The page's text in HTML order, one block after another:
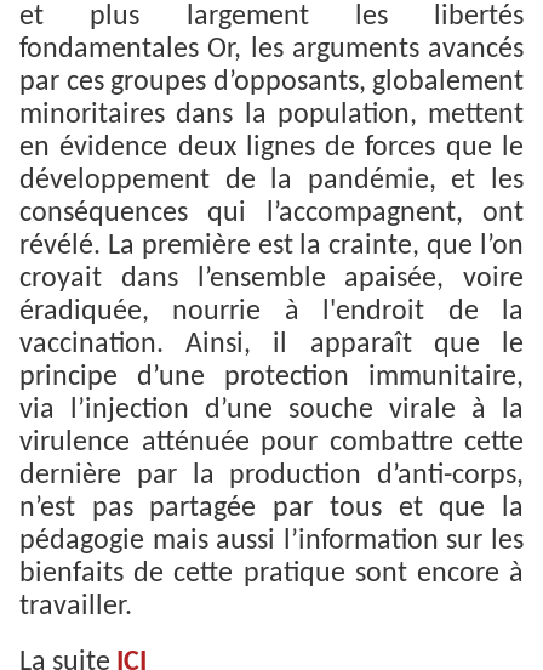
et plus largement les libertés
fondamentales Or, les arguments avancés
par ces groupes d’opposants, globalement
minoritaires dans la population, mettent
en évidence deux lignes de forces que le
développement de la pandémie, et les
conséquences qui l’accompagnent, ont
révélé. La première est la crainte, que l’on
croyait dans l’ensemble apaisée, voire
éradiquée, nourrie à l'endroit de la
vaccination. Ainsi, il apparaît que le
principe d’une protection immunitaire,
via l’injection d’une souche virale à la
virulence atténuée pour combattre cette
dernière par la production d’anti-corps,
n’est pas partagée par tous et que la
pédagogie mais aussi l’information sur les
bienfaits de cette pratique sont encore à
travailler.
La suite ICI